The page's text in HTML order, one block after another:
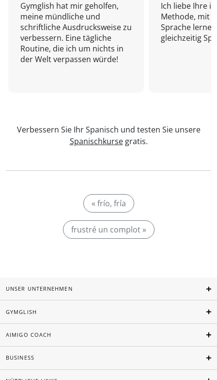
Gymglish hat mir geholfen,
meine mündliche und
schriftliche Ausdrucksweise zu
verbessern. Eine tägliche
Routine, die ich um nichts in
der Welt verpassen würde!
Ich liebe Ihre
Methode, mit
Sprache
gleichzeitig
Verbessern Sie Ihr Spanisch und testen Sie unsere
Spanischkursegratis.
« frío, fría
frustré un complot »
UNSER UNTERNEHMEN
GYMGLISH
AIMIGO COACH
BUSINESS